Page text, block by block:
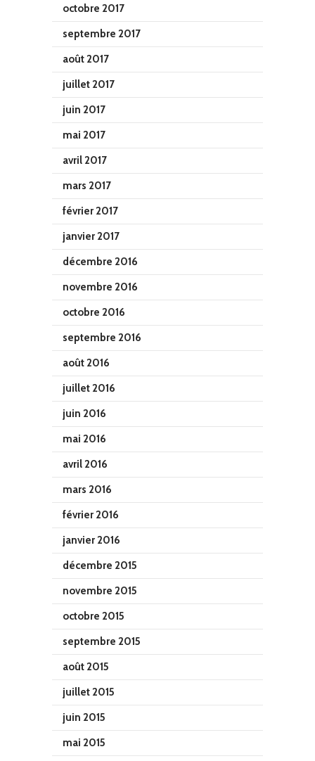
octobre 2017
septembre 2017
août 2017
juillet 2017
juin 2017
mai 2017
avril 2017
mars 2017
février 2017
janvier 2017
décembre 2016
novembre 2016
octobre 2016
septembre 2016
août 2016
juillet 2016
juin 2016
mai 2016
avril 2016
mars 2016
février 2016
janvier 2016
décembre 2015
novembre 2015
octobre 2015
septembre 2015
août 2015
juillet 2015
juin 2015
mai 2015